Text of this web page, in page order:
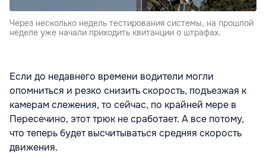
Через несколько недель тестирования системы, на прошлой
неделе уже начали приходить квитанции о штрафах.
Если до недавнего времени водители могли
опомниться и резко снизить скорость, подъезжая к
камерам слежения, то сейчас, по крайней мере в
Пересечино, этот трюк не сработает. А все потому,
что теперь будет высчитываться средняя скорость
движения.